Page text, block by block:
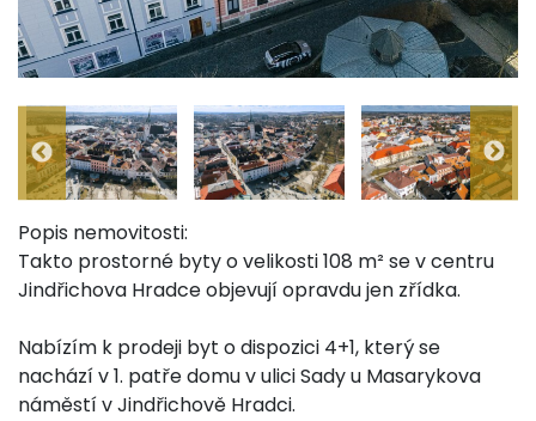
Popis nemovitosti:
Takto prostorné byty o velikosti 108 m² se v centru
Jindřichova Hradce objevují opravdu jen zřídka.
Nabízím k prodeji byt o dispozici 4+1, který se
nachází v 1. patře domu v ulici Sady u Masarykova
náměstí v Jindřichově Hradci.